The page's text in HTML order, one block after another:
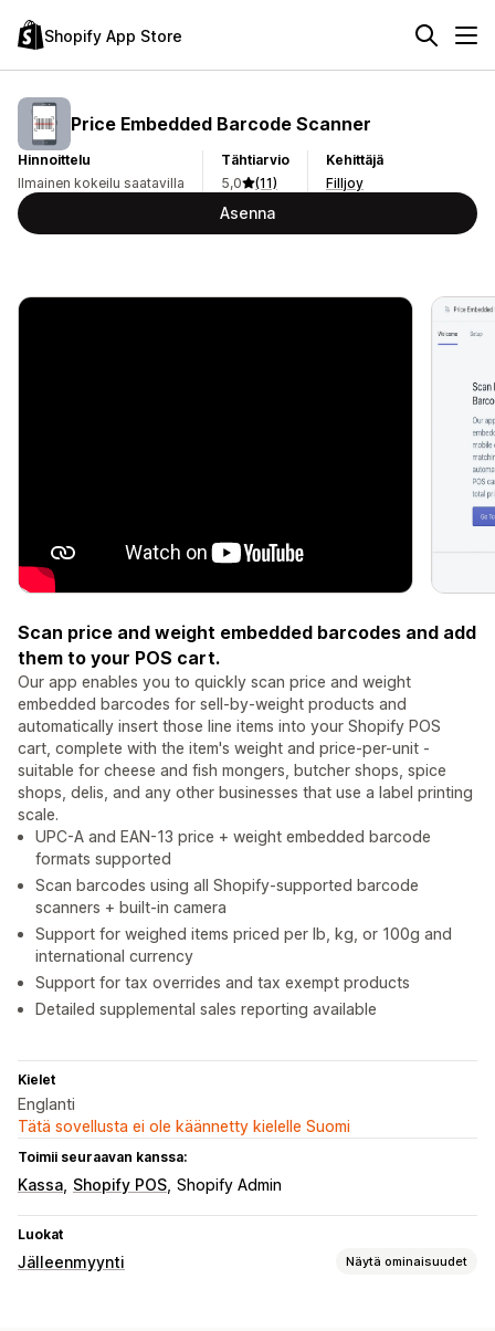
Shopify App Store
Price Embedded Barcode Scanner
Hinnoittelu
Ilmainen kokeilu saatavilla
Tähtiarvio
5,0
(11)
Kehittäjä
Filljoy
Asenna
Scan price and weight embedded barcodes and add
them to your POS cart.
Our app enables you to quickly scan price and weight
embedded barcodes for sell-by-weight products and
automatically insert those line items into your Shopify POS
cart, complete with the item's weight and price-per-unit -
suitable for cheese and fish mongers, butcher shops, spice
shops, delis, and any other businesses that use a label printing
scale.
UPC-A and EAN-13 price + weight embedded barcode
formats supported
Scan barcodes using all Shopify-supported barcode
scanners + built-in camera
Support for weighed items priced per lb, kg, or 100g and
international currency
Support for tax overrides and tax exempt products
Detailed supplemental sales reporting available
Kielet
Englanti
Tätä sovellusta ei ole käännetty kielelle Suomi
Toimii seuraavan kanssa:
Kassa Shopify POS Shopify Admin
Luokat
Jälleenmyynti Näytä ominaisuudet